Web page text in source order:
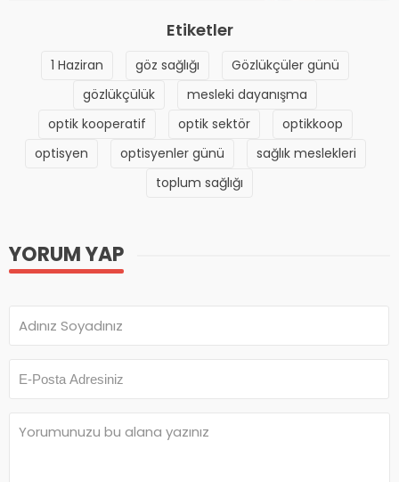
Etiketler
1 Haziran göz sağlığı
Gözlükçüler günü
gözlükçülük
mesleki dayanışma
optik kooperatif
optik sektör
optikkoop
optisyen
optisyenler günü
sağlık meslekleri
toplum sağlığı
YORUM YAP